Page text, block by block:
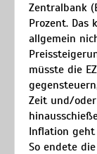
Zentralbank
Prozent. Das
allgemein
müsste die
Zeit und/
Inflation geht
So endete